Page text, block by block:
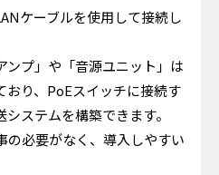
ケーブルを使用して接続し
ンプ」や「音源ユニット」は
おり、PoEスイッチに接続す
ステムを構築できます。
の必要がなく、導入しやすい